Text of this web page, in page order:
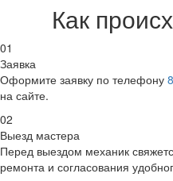
Как
01
Заявка
Оформите заявку по телефону
на сайте.
02
Выезд мастера
Перед выездом механик
ремонта и согласования